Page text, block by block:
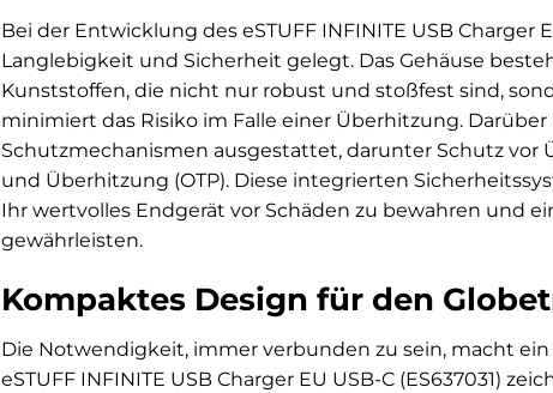
Bei der Entwicklung des eSTUFF INFINITE USB Charger
Langlebigkeit und Sicherheit gelegt. Das Gehäuse
Kunststoffen, die nicht nur robust und stoßfest sind,
minimiert das Risiko im Falle einer Überhitzung.
Schutzmechanismen ausgestattet, darunter Schutz vor
und Überhitzung (OTP). Diese integrierten
Ihr wertvolles Endgerät vor Schäden zu bewahren und
gewährleisten.
Kompaktes Design für den
Die Notwendigkeit, immer verbunden zu sein, macht
eSTUFF INFINITE USB Charger EU USB-C (ES637031)